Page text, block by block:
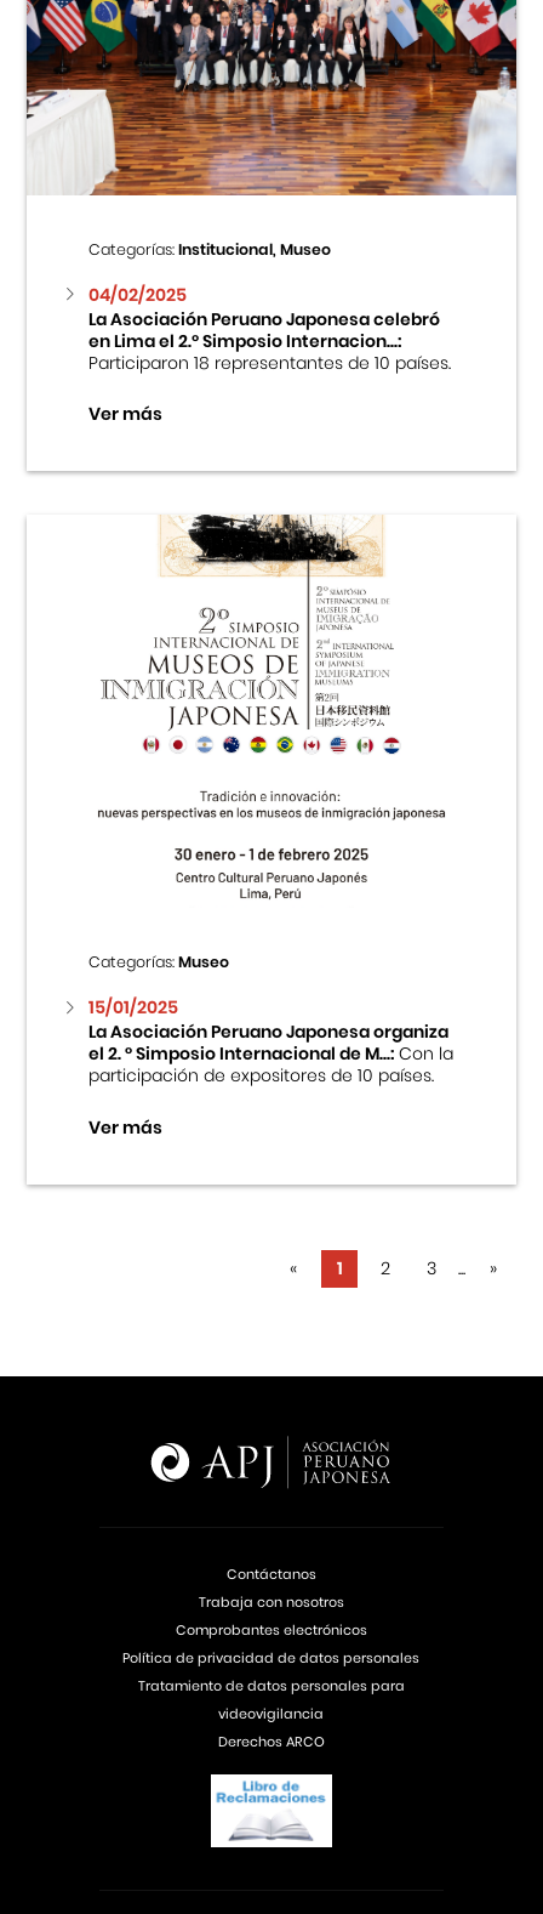
Categorías:Institucional, Museo
04/02/2025
La Asociación Peruano Japonesa celebró
en Lima el 2.º Simposio Internacion...:
Participaron 18 representantes de 10 países.
Ver más
Categorías:Museo
15/01/2025
La Asociación Peruano Japonesa organiza
el 2. ° Simposio Internacional de M...:Con la
participación de expositores de 10 países.
Ver más
« 1 2 3 ... »
Contáctanos
Trabaja con nosotros
Comprobantes electrónicos
Política de privacidad de datos personales
Tratamiento de datos personales para
videovigilancia
Derechos ARCO